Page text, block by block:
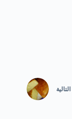
التالية